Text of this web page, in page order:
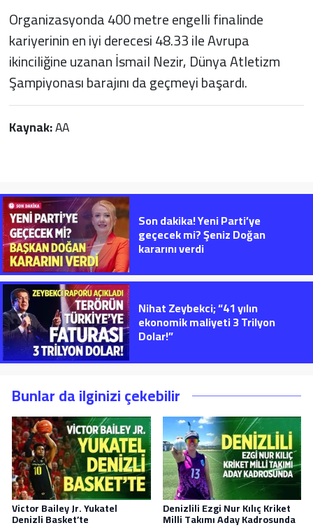
Organizasyonda 400 metre engelli finalinde
kariyerinin en iyi derecesi 48.33 ile Avrupa
ikinciliğine uzanan İsmail Nezir, Dünya Atletizm
Şampiyonası barajını da geçmeyi başardı.
Kaynak:AA
Son dakika! Yeni Parti’ye
geçecek mi? Şeniz Doğan
kararını verdi
Nihat Zeybekci; “41 yılın
ekonomik maliyeti 3 Trilyon
Dolar!”
Bunlar da ilginizi çekebilir
Victor Bailey Jr. Yukatel
Denizli Basket’te
Denizlili Ezgi Nur Kılıç Kriket
Milli Takımı Aday Kadrosunda